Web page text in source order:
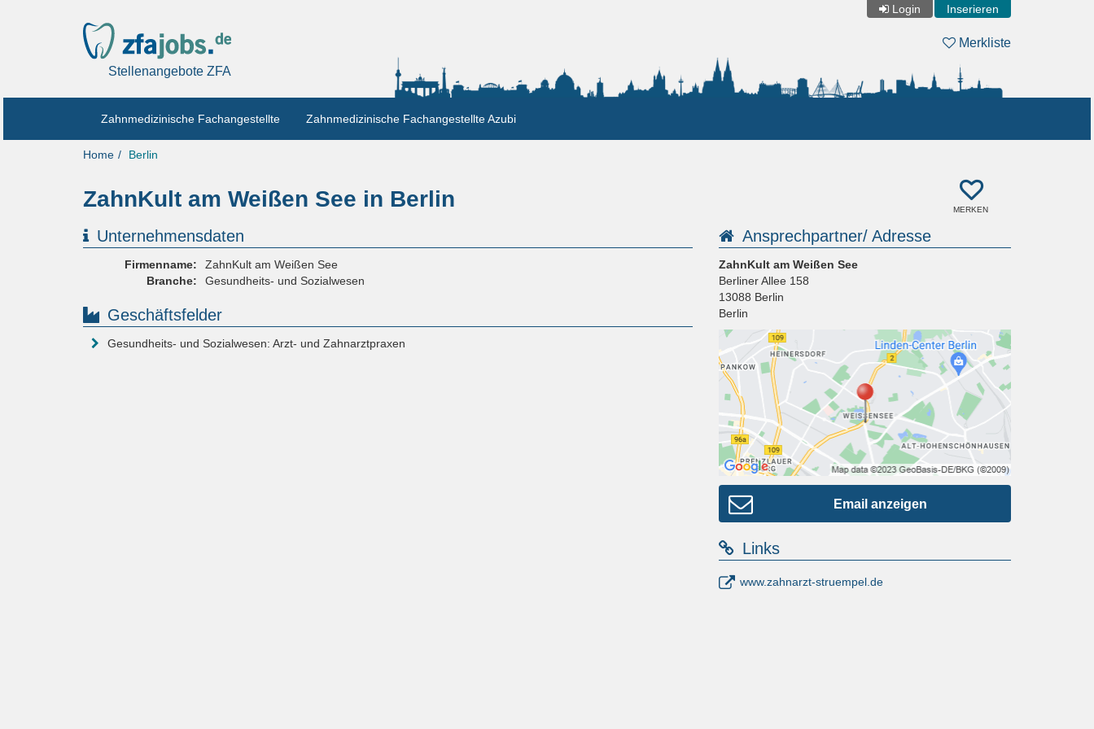
Login Inserieren
Stellenangebote ZFA
Merkliste
Zahnmedizinische Fachangestellte Zahnmedizinische Fachangestellte Azubi
Home Berlin
ZahnKult am Weißen See in Berlin MERKEN
Unternehmensdaten
Firmenname:
ZahnKult am Weißen See
Branche:
Gesundheits- und Sozialwesen
Geschäftsfelder
Gesundheits- und Sozialwesen: Arzt- und Zahnarztpraxen
Ansprechpartner/ Adresse
ZahnKult am Weißen See
Berliner Allee 158
13088 Berlin
Berlin
Email anzeigen
Links
www.zahnarzt-struempel.de